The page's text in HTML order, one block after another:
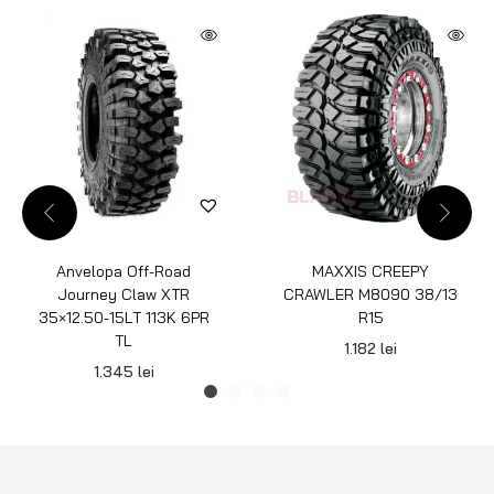
Anvelopa Off-Road
Journey Claw XTR
35×12.50-15LT 113K 6PR
TL
1.345 lei
MAXXIS CREEPY
CRAWLER M8090 38/13
R15
1.182 lei